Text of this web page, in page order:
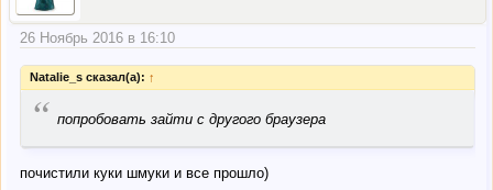
26 Ноябрь 2016 в 16:10
Natalie_s сказал(а): ↑
“ попробовать зайти с другого браузера
почистили куки шмуки и все прошло)